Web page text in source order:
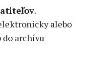
.
alebo
archívu